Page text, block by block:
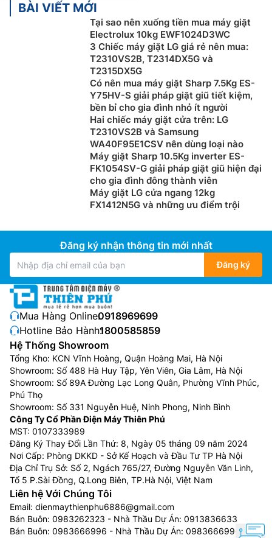
BÀI VIẾT MỚI
Tại sao nên xuống tiền mua máy giặt
Electrolux 10kg EWF1024D3WC
3 Chiếc máy giặt LG giá rẻ nên mua:
T2310VS2B, T2314DX5G và
T2315DX5G
Có nên mua máy giặt Sharp 7.5Kg ES-
Y75HV-S giải pháp giặt giũ tiết kiệm,
bền bỉ cho gia đình nhỏ ít người
Hai chiếc máy giặt cửa trên: LG
T2310VS2B và Samsung
WA40F95E1CSV nên dùng loại nào
Máy giặt Sharp 10.5Kg inverter ES-
FK1054SV-G giải pháp giặt giũ hiện đại
cho gia đình đông thành viên
Máy giặt LG cửa ngang 12kg
FX1412N5G và những ưu điểm trội
Đăng ký nhận thông tin mới nhất
Đăng ký
Mua Hàng Online:0918969699
Hotline Bảo Hành:1800585859
Hệ Thống Showroom
Tổng Kho: KCN Vĩnh Hoàng, Quận Hoàng Mai, Hà Nội
Showroom: Số 488 Hà Huy Tập, Yên Viên, Gia Lâm, Hà Nội
Showroom: Số 89A Đường Lạc Long Quân, Phường Vĩnh Phúc,
Phú Thọ
Showroom: Số 331 Nguyễn Huệ, Ninh Phong, Ninh Bình
Công Ty Cổ Phần Điện Máy Thiên Phú
MST: 0107333989
Đăng Ký Thay Đổi Lần Thứ: 8, Ngày 05 tháng 09 năm 2024
Nơi Cấp: Phòng DKKD - Sở Kế Hoạch và Đầu Tư TP Hà Nội
Địa Chỉ Trụ Sở: Số 2, Ngách 765/27, Đường Nguyễn Văn Linh,
Tổ 5 P.Sài Đồng, Q.Long Biên, TP.Hà Nội, Việt Nam
Liên hệ Với Chúng Tôi
Email: dienmaythienphu6886@gmail.com
Bán Buôn: 0983262323 - Nhà Thầu Dự Án: 0913836633
Bán Buôn: 0983666996 - Nhà Thầu Dự Án: 0983666996